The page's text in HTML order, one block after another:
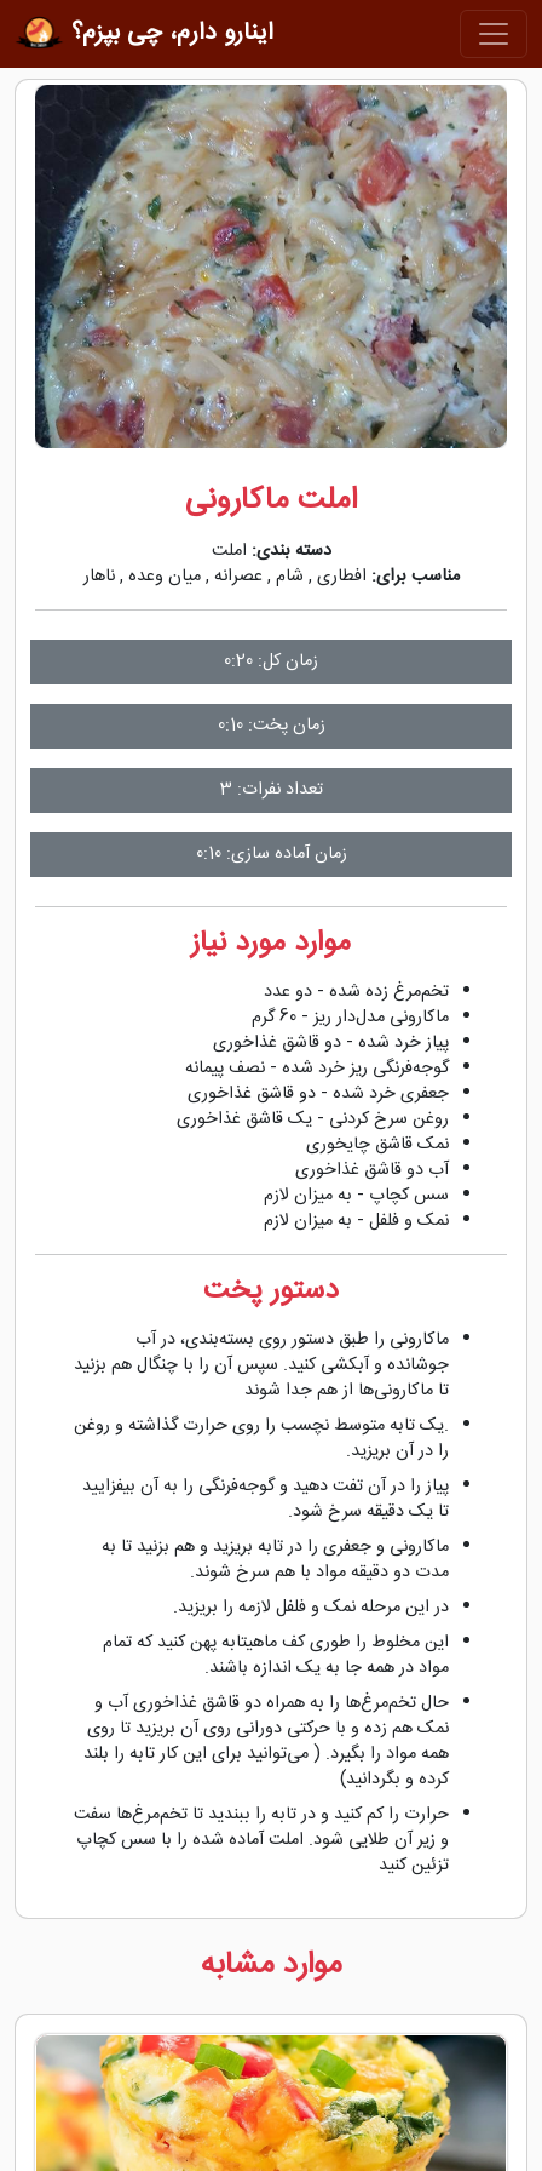
اینارو دارم، چی بپزم؟
املت ماکارونی
دسته بندی: املت
مناسب برای: افطاری , شام , عصرانه ,میان وعده ,ناهار
زمان کل: 0:20
زمان پخت: 0:10
تعداد نفرات: 3
زمان آماده سازی: 0:10
موارد مورد نیاز
تخم‌مرغ زده شده - دو عدد
ماکارونی مدل‌دار ریز - 60 گرم
پیاز خرد شده - دو قاشق غذاخوری
گوجه‌فرنگی ریز خرد شده - نصف پیمانه
جعفری خرد شده - دو قاشق غذاخوری
روغن سرخ کردنی - یک قاشق غذاخوری
نمک قاشق چایخوری
آب دو قاشق غذاخوری
سس کچاپ - به میزان لازم
نمک و فلفل - به میزان لازم
دستور پخت
ماکارونی را طبق دستور روی بسته‌بندی، در آب
جوشانده و آبکشی کنید. سپس آن را با چنگال هم بزنید
تا ماکارونی‌ها از هم جدا شوند
.یک تابه متوسط نچسب را روی حرارت گذاشته و روغن
را در آن بریزید.
پیاز را در آن تفت دهید و گوجه‌فرنگی را به آن بیفزایید
تا یک دقیقه سرخ شود.
ماکارونی و جعفری را در تابه بریزید و هم بزنید تا به
مدت دو دقیقه مواد با هم سرخ شوند.
در این مرحله نمک و فلفل لازمه را بریزید.
این مخلوط را طوری کف ماهیتابه پهن کنید که تمام
مواد در همه جا به یک اندازه باشند.
حال تخم‌مرغ‌ها را به همراه دو قاشق غذاخوری آب و
نمک هم زده و با حرکتی دورانی روی آن بریزید تا روی
همه مواد را بگیرد. ( می‌توانید برای این کار تابه را بلند
کرده و بگردانید)
حرارت را کم کنید و در تابه را ببندید تا تخم‌مرغ‌ها سفت
و زیر آن طلایی شود. املت آماده شده را با سس کچاپ
تزئین کنید
موارد مشابه